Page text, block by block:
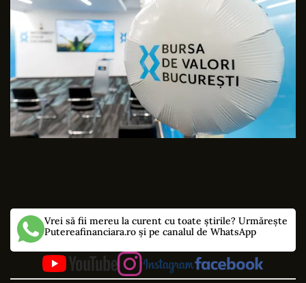
Vrei să fii mereu la curent cu toate știrile? Urmărește
Putereafinanciara.ro și pe canalul de WhatsApp